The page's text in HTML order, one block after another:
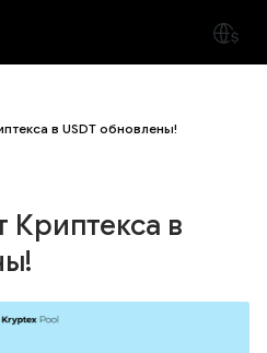
в USDT обновлены!
Криптекса в